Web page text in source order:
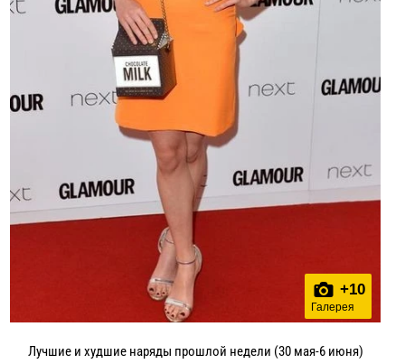
+10
Галерея
Лучшие и худшие наряды прошлой недели (30 мая-6 июня)